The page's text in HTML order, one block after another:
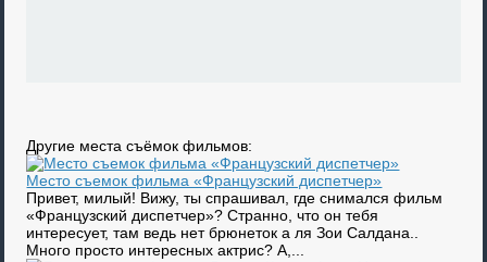
Другие места съёмок фильмов:
Место съемок фильма «Французский диспетчер»
Привет, милый! Вижу, ты спрашивал, где снимался фильм
«Французский диспетчер»? Странно, что он тебя
интересует, там ведь нет брюнеток а ля Зои Салдана..
Много просто интересных актрис? А,...